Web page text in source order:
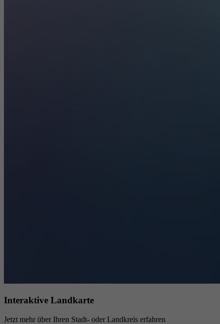
Interaktive Landkarte
Jetzt mehr über Ihren Stadt- oder Landkreis erfahren